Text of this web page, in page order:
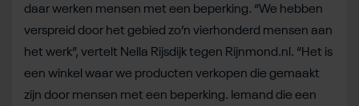
daar werken mensen met een beperking. “We hebben
verspreid door het gebied zo’n vierhonderd mensen aan
het werk”, vertelt Nella Rijsdijk tegen Rijnmond.nl. “Het is
een winkel waar we producten verkopen die gemaakt
zijn door mensen met een beperking. Iemand die een